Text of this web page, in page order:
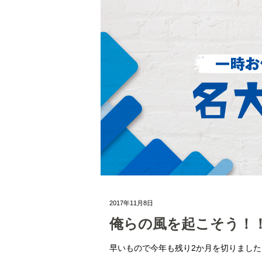
2017年11月8日
俺らの風を起こそう！
早いもので今年も残り2か月を切りまし